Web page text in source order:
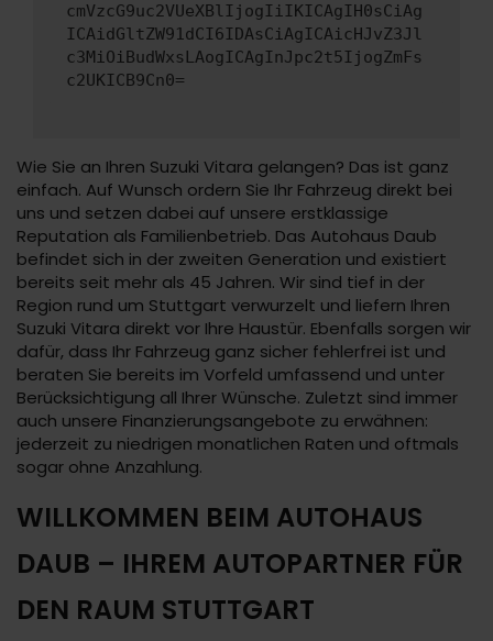
cmVzcG9uc2VUeXBlIjogIiIKICAgIH0sCiAg
ICAidGltZW91dCI6IDAsCiAgICAicHJvZ3Jl
c3MiOiBudWxsLAogICAgInJpc2t5IjogZmFs
c2UKICB9Cn0=
Wie Sie an Ihren Suzuki Vitara gelangen? Das ist ganz
einfach. Auf Wunsch ordern Sie Ihr Fahrzeug direkt bei
uns und setzen dabei auf unsere erstklassige
Reputation als Familienbetrieb. Das Autohaus Daub
befindet sich in der zweiten Generation und existiert
bereits seit mehr als 45 Jahren. Wir sind tief in der
Region rund um Stuttgart verwurzelt und liefern Ihren
Suzuki Vitara direkt vor Ihre Haustür. Ebenfalls sorgen wir
dafür, dass Ihr Fahrzeug ganz sicher fehlerfrei ist und
beraten Sie bereits im Vorfeld umfassend und unter
Berücksichtigung all Ihrer Wünsche. Zuletzt sind immer
auch unsere Finanzierungsangebote zu erwähnen:
jederzeit zu niedrigen monatlichen Raten und oftmals
sogar ohne Anzahlung.
WILLKOMMEN BEIM AUTOHAUS
DAUB – IHREM AUTOPARTNER FÜR
DEN RAUM STUTTGART